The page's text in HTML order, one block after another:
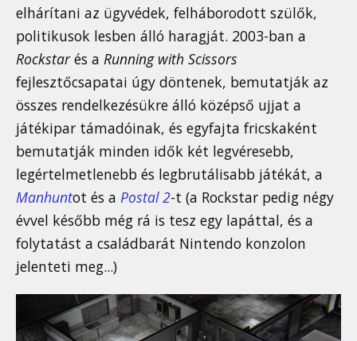
elhárítani az ügyvédek, felháborodott szülők,
politikusok lesben álló haragját. 2003-ban a
Rockstarés a Running with Scissors
fejlesztőcsapatai úgy döntenek, bemutatják az
összes rendelkezésükre álló középső ujjat a
játékipar támadóinak, és egyfajta fricskaként
bemutatják minden idők két legvéresebb,
legértelmetlenebb és legbrutálisabb játékát, a
Manhuntot és a Postal 2-t (a Rockstar pedig négy
évvel később még rá is tesz egy lapáttal, és a
folytatást a családbarát Nintendo konzolon
jelenteti meg...)